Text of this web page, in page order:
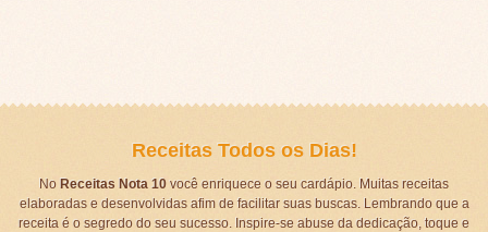
Receitas Todos os Dias!
No Receitas Nota 10você enriquece o seu cardápio. Muitas receitas
elaboradas e desenvolvidas afim de facilitar suas buscas. Lembrando que a
receita é o segredo do seu sucesso. Inspire-se abuse da dedicação, toque e